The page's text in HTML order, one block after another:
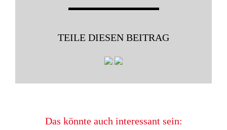
TEILE DIESEN BEITRAG
Das könnte auch interessant sein: